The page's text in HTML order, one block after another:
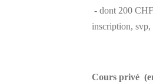
- dont 200
inscription, svp,
Cours privé